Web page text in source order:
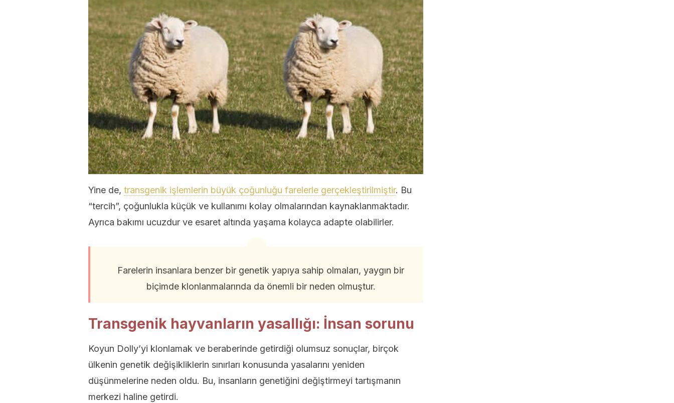
Yine de, transgenik işlemlerin büyük çoğunluğu farelerle gerçekleştirilmiştir. Bu
“tercih”, çoğunlukla küçük ve kullanımı kolay olmalarından kaynaklanmaktadır.
Ayrıca bakımı ucuzdur ve esaret altında yaşama kolayca adapte olabilirler.
Farelerin insanlara benzer bir genetik yapıya sahip olmaları, yaygın bir
biçimde klonlanmalarında da önemli bir neden olmuştur.
Transgenik hayvanların yasallığı: İnsan sorunu
Koyun Dolly’yi klonlamak ve beraberinde getirdiği olumsuz sonuçlar, birçok
ülkenin genetik değişikliklerin sınırları konusunda yasalarını yeniden
düşünmelerine neden oldu. Bu, insanların genetiğini değiştirmeyi tartışmanın
merkezi haline getirdi.